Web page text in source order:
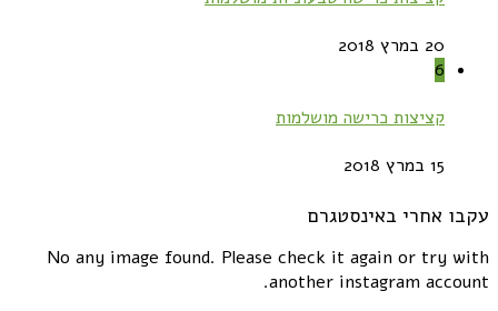
20 במרץ 2018
6
קציצות כרישה מושלמות
15 במרץ 2018
עקבו אחרי באינסטגרם
No any image found. Please check it again or try with
another instagram account.